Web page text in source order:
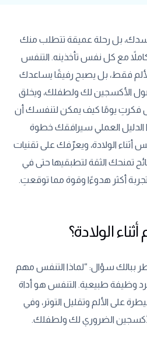
بل رحلة عميقة تتطلب منك
مع كل نفس تأخذينه. التنفس
فقط، بل يصبح رفيقًا يساعدك
وصول الأكسجين لك ولطفلك، ويخلق
فكرتِ يومًا كيف يمكن لتنفسك أن
الدليل العملي سيرافقك خطوة
الولادة، ويعرّفك على تقنيات
تمنحك الثقة لتطبقيها حتى في
أكثر هدوءًا وقوة مما توقعتِ.
الولادة؟
ببالك سؤال: “لماذا التنفس مهم
وظيفة طبيعية. التنفس هو أداة
على الألم وتقليل التوتر، وفي
الضروري لك ولطفلك.